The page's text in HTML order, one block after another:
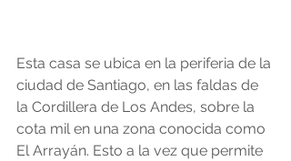
Esta casa se ubica en la periferia de la
ciudad de Santiago, en las faldas de
la Cordillera de Los Andes, sobre la
cota mil en una zona conocida como
El Arrayán. Esto a la vez que permite